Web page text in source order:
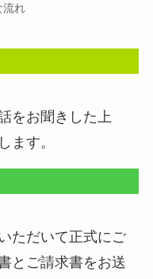
流れ
をお聞きした上
ます。
ただいて正式にご
とご請求書をお送